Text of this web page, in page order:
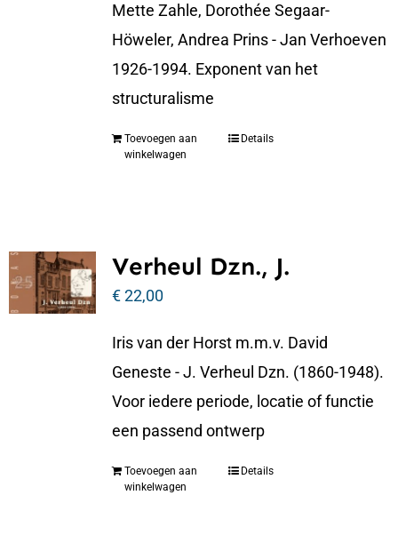
Mette Zahle, Dorothée Segaar-
Höweler, Andrea Prins - Jan Verhoeven
1926-1994. Exponent van het
structuralisme
Toevoegen aan
winkelwagen
Details
Verheul Dzn., J.
€22,00
Iris van der Horst m.m.v. David
Geneste - J. Verheul Dzn. (1860-1948).
Voor iedere periode, locatie of functie
een passend ontwerp
Toevoegen aan
winkelwagen
Details